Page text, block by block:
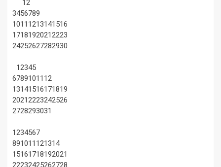
12
3456789
1011 1213141516
17181920212223
24252627282930
12345
67891011 12
13141516171819
20212223242526
2728293031
1234567
891011 121314
15161718192021
22232425262728